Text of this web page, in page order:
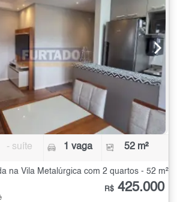
- suíte 1 vaga 52 m²
na Vila Metalúrgica com 2 quartos - 52 m²
R$ 425.000